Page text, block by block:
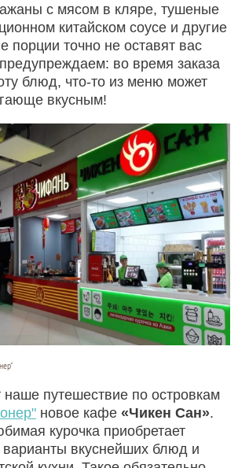
с мясом в кляре, тушеные
китайском соусе и другие
точно не оставят вас
во время заказа
блюд, что-то из меню может
вкусным!
путешествие по островкам
новое кафе «Чикен Сан».
курочка приобретает
варианты вкуснейших блюд и